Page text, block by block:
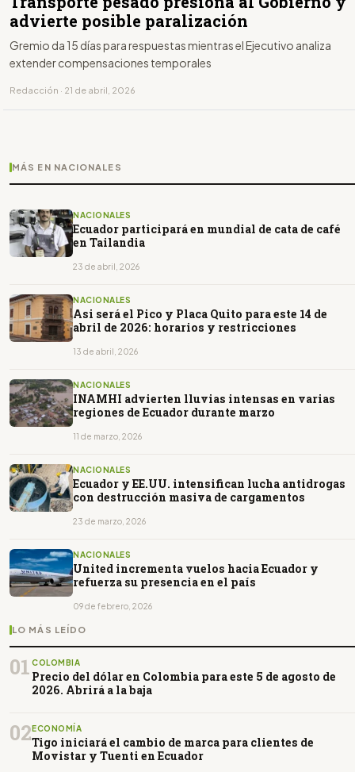
advierte posible paralización
Gremio da 15 días para respuestas mientras el Ejecutivo analiza
extender compensaciones temporales
Redacción · 21 de abril, 2026
MÁS EN NACIONALES
NACIONALES
Ecuador participará en mundial de cata de café
en Tailandia
23 de abril, 2026
NACIONALES
Asi será el Pico y Placa Quito para este 14 de
abril de 2026: horarios y restricciones
13 de abril, 2026
NACIONALES
INAMHI advierten lluvias intensas en varias
regiones de Ecuador durante marzo
11 de marzo, 2026
NACIONALES
Ecuador y EE.UU. intensifican lucha antidrogas
con destrucción masiva de cargamentos
23 de marzo, 2026
NACIONALES
United incrementa vuelos hacia Ecuador y
refuerza su presencia en el país
09 de febrero, 2026
LO MÁS LEÍDO
01 COLOMBIA
Precio del dólar en Colombia para este 5 de agosto de
2026. Abrirá a la baja
02ECONOMÍA
Tigo iniciará el cambio de marca para clientes de
Movistar y Tuenti en Ecuador